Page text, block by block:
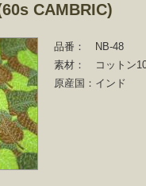
CAMBRIC)
品番：
NB-48
素材：
コットン
原産国： インド